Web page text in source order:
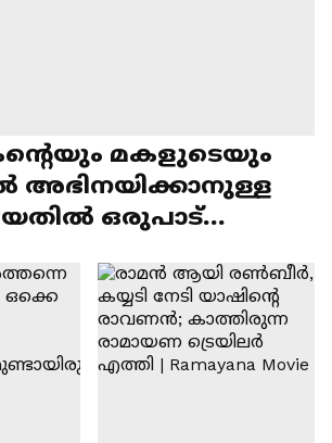
മകളുടെയും
അഭിനയിക്കാനുള്ള
ഒരുപാട്